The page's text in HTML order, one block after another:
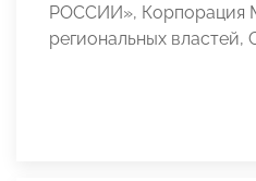
РОССИИ», Корпорация
региональных властей,